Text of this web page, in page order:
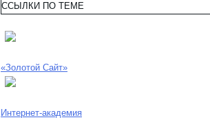
ССЫЛКИ ПО ТЕМЕ
«Золотой Сайт»
Интернет-академия